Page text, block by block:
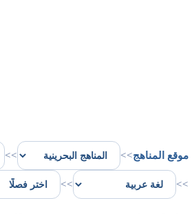
موقع المناهج>>
>>
>>
>>